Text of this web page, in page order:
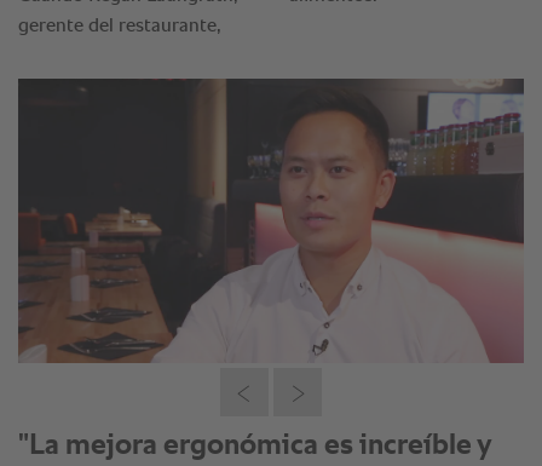
"La capacidad de cocción y el ahorro de